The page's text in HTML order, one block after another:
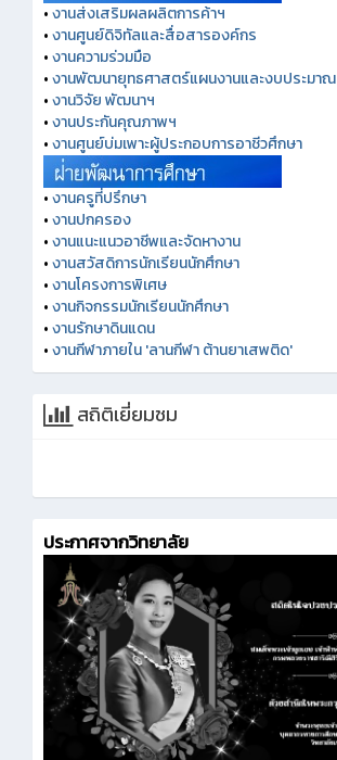
•งานส่งเสริมผลผลิตการค้าฯ
•งานศูนย์ดิจิทัลและสื่อสารองค์กร
•งานความร่วมมือ
•งานพัฒนายุทธศาสตร์แผนงานและงบประมาณ
•งานวิจัย พัฒนาฯ
•งานประกันคุณภาพฯ
•งานศูนย์บ่มเพาะผู้ประกอบการอาชีวศึกษา
•งานครูที่ปรึกษา
•งานปกครอง
•งานแนะแนวอาชีพและจัดหางาน
•งานสวัสดิการนักเรียนนักศึกษา
•งานโครงการพิเศษ
•งานกิจกรรมนักเรียนนักศึกษา
•งานรักษาดินแดน
•งานกีฬาภายใน 'ลานกีฬา ต้านยาเสพติด'
สถิติเยี่ยมชม
ประกาศจากวิทยาลัย